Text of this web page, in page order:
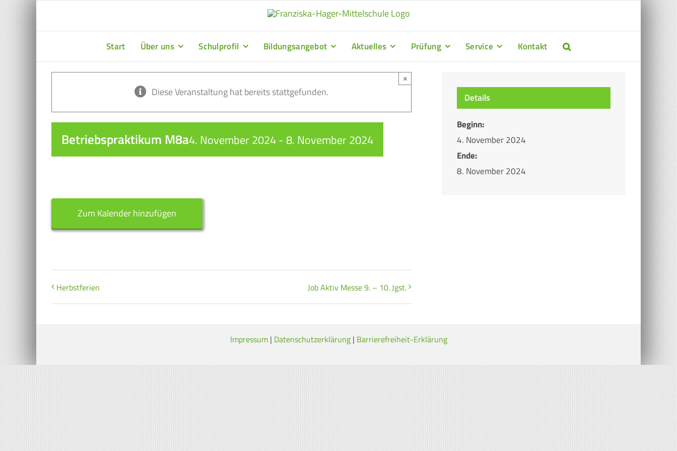
Start Über uns Schulprofil Bildungsangebot Aktuelles Prüfung Service Kontakt
Diese Veranstaltung hat bereits stattgefunden.
×
Betriebspraktikum M8a4. November 2024-8. November 2024
Zum Kalender hinzufügen
Herbstferien Job Aktiv Messe 9. – 10. Jgst.
Details
Beginn:
4. November 2024
Ende:
8. November 2024
Impressum| Datenschutzerklärung| Barrierefreiheit-Erklärung